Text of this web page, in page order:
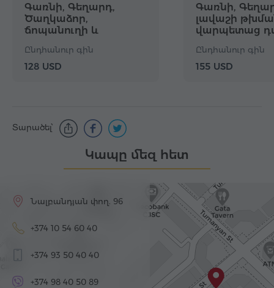
Գառնի, Գեղարդ,
Ծաղկաձոր,
ճոպանուղի և
Սևանավանք
Ընդհանուր գին
128 USD
Գառնի,
լավաշի
վարպետաց
Սևան,
Ընդհանուր գին
155 USD
Տարածել՝
Կապը մեզ հետ
Նալբանդյան փող. 96
+374 10 54 60 40
+374 93 50 40 40
+374 98 40 50 89